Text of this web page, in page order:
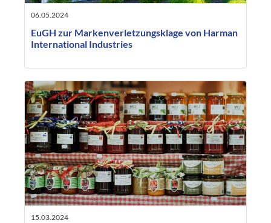
06.05.2024
EuGH zur Markenverletzungsklage von Harman
International Industries
15.03.2024